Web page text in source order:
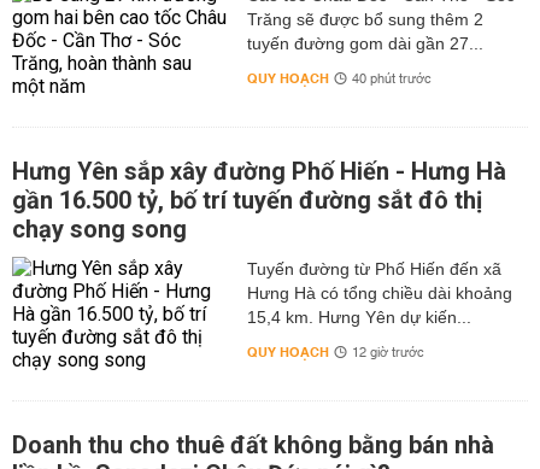
Trăng sẽ được bổ sung thêm 2
tuyến đường gom dài gần 27...
QUY HOẠCH 40 phút trước
Hưng Yên sắp xây đường Phố Hiến - Hưng Hà
gần 16.500 tỷ, bố trí tuyến đường sắt đô thị
chạy song song
Tuyến đường từ Phố Hiến đến xã
Hưng Hà có tổng chiều dài khoảng
15,4 km. Hưng Yên dự kiến...
QUY HOẠCH 12 giờ trước
Doanh thu cho thuê đất không bằng bán nhà